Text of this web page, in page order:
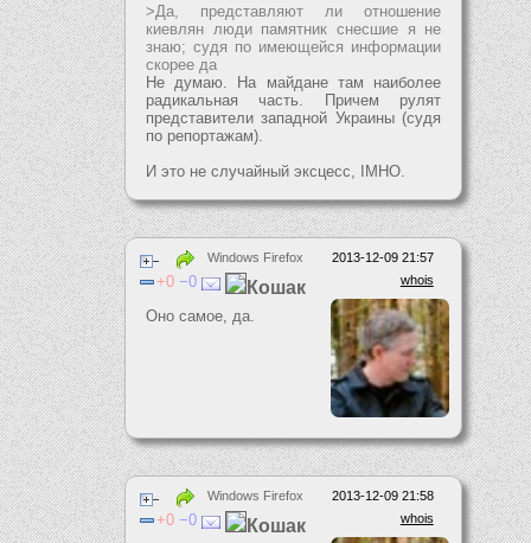
>Да, представляют ли отношение
киевлян люди памятник снесшие я не
знаю; судя по имеющейся информации
скорее да
Не думаю. На майдане там наиболее
радикальная часть. Причем рулят
представители западной Украины (судя
по репортажам).
И это не случайный эксцесс, IMHO.
2013-12-09 21:57
Windows Firefox
whois
0 0 Кошак
Оно самое, да.
2013-12-09 21:58
Windows Firefox
whois
0 0 Кошак